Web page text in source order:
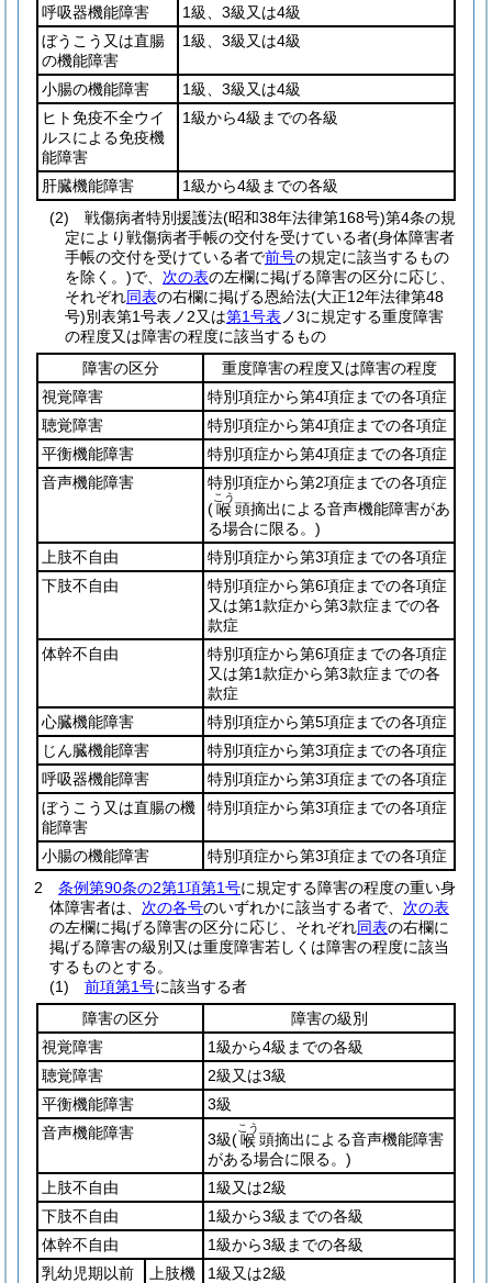
呼吸器機能障害
1級、3級又は4級
ぼうこう又は直腸
の機能障害
1級、3級又は4級
小腸の機能障害
1級、3級又は4級
ヒト免疫不全ウイ
ルスによる免疫機
能障害
1級から4級までの各級
肝臓機能障害
1級から4級までの各級
(2)
戦傷病者特別援護法(昭和38年法律第168号)第4条の規
定により戦傷病者手帳の交付を受けている者(身体障害者
手帳の交付を受けている者で前号の規定に該当するもの
を除く。)で、 次の表の左欄に掲げる障害の区分に応じ、
それぞれ同表の右欄に掲げる恩給法(大正12年法律第48
号)別表第1号表ノ2又は第1号表 ノ3に規定する重度障害
の程度又は障害の程度に該当するもの
障害の区分
重度障害の程度又は障害の程度
視覚障害
特別項症から第4項症までの各項症
聴覚障害
特別項症から第4項症までの各項症
平衡機能障害
特別項症から第4項症までの各項症
音声機能障害
特別項症から第2項症までの各項症
(喉
こう
頭摘出による音声機能障害があ
る場合に限る。)
上肢不自由
特別項症から第3項症までの各項症
下肢不自由
特別項症から第6項症までの各項症
又は第1款症から第3款症までの各
款症
体幹不自由
特別項症から第6項症までの各項症
又は第1款症から第3款症までの各
款症
心臓機能障害
特別項症から第5項症までの各項症
じん臓機能障害
特別項症から第3項症までの各項症
呼吸器機能障害
特別項症から第3項症までの各項症
ぼうこう又は直腸の機
能障害
特別項症から第3項症までの各項症
小腸の機能障害
特別項症から第3項症までの各項症
2
条例第90条の2第1項第1号に規定する障害の程度の重い身
体障害者は、 次の各号のいずれかに該当する者で、 次の表
の左欄に掲げる障害の区分に応じ、それぞれ同表の右欄に
掲げる障害の級別又は重度障害若しくは障害の程度に該当
するものとする。
(1)
前項第1号に該当する者
障害の区分
障害の級別
視覚障害
1級から4級までの各級
聴覚障害
2級又は3級
平衡機能障害
3級
音声機能障害
3級(喉
こう
頭摘出による音声機能障害
がある場合に限る。)
上肢不自由
1級又は2級
下肢不自由
1級から3級までの各級
体幹不自由
1級から3級までの各級
乳幼児期以前
上肢機
1級又は2級